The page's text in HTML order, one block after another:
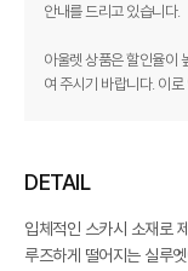
안내를 드리고 있습니다.
아울렛 상품은 할인율이
여 주시기 바랍니다. 이
DETAIL
입체적인 스카시 소재로
루즈하게 떨어지는 실루